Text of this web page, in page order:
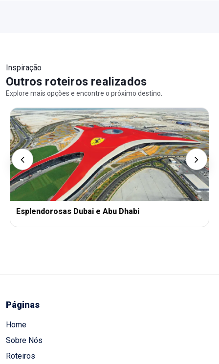
Inspiração
Outros roteiros realizados
Explore mais opções e encontre o próximo destino.
Esplendorosas Dubai e Abu Dhabi
Páginas
Home
Sobre Nós
Roteiros